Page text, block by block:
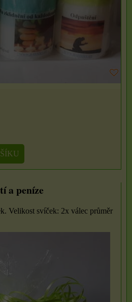
a peníze
Velikost svíček: 2x válec průměr